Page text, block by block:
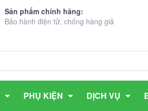
Sản phẩm chính hãng:
Bảo hành điện tử, chống hàng giả
PHỤ KIỆN DỊCH VỤ